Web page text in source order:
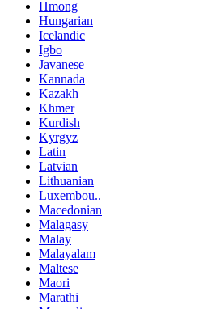
Hmong
Hungarian
Icelandic
Igbo
Javanese
Kannada
Kazakh
Khmer
Kurdish
Kyrgyz
Latin
Latvian
Lithuanian
Luxembou..
Macedonian
Malagasy
Malay
Malayalam
Maltese
Maori
Marathi